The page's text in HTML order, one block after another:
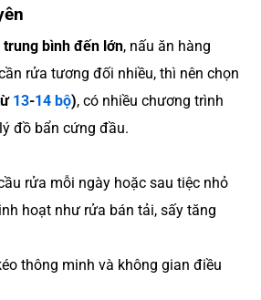
bình đến lớn, nấu ăn hàng
rửa tương đối nhiều, thì nên chọn
13-14 bộ), có nhiều chương trình
đồ bẩn cứng đầu.
rửa mỗi ngày hoặc sau tiệc nhỏ
hoạt như rửa bán tải, sấy tăng
thông minh và không gian điều